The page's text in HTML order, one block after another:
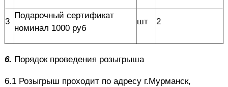
3
Подарочный сертификат
номинал 1000 руб
шт 2
6. Порядок проведения розыгрыша
6.1 Розыгрыш проходит по адресу г.Мурманск,